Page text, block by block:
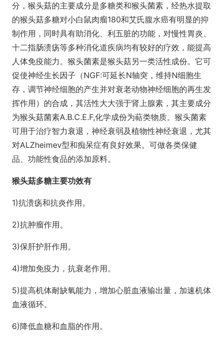
分，猴头菇的主要成分是多糖类和猴头菌素，经热水提取
的猴头菇多糖对小白鼠肉瘤180和艾氏腹水癌有明显的抑
制作用，同时具有助消化、利五脏的功能，对慢性胃炎、
十二指肠溃疡等多种消化道疾病均有较好的疗效，能提高
人体免疫能力。猴头菌素是猴头菇另一类活性成份。它可
促使神经生长因子（NGF:可延长N轴突，维持N细胞生
存，调节神经细胞的产生并对衰老动物神经细胞的再生发
挥作用）的合成，其活性大大强于肾上腺素，其主要成分
为猴头菇菌素A.B.C.E.F,化学成份为萜类物质。猴头菌素
可用于治疗智力衰退，神经衰弱及植物性神经衰退，尤其
对ALZheimev型和痴呆症有良好效果。可做各类保健
品、功能性食品的添加原料。
猴头菇多糖主要功效有
1)抗溃疡和抗炎作用。
2)抗肿瘤作用。
3)保肝护肝作用。
4)增加免疫力，抗衰老作用。
5)提高机体耐缺氧能力，增加心脏血液输出量，加速机体
血液循环。
6)降低血糖和血脂的作用。